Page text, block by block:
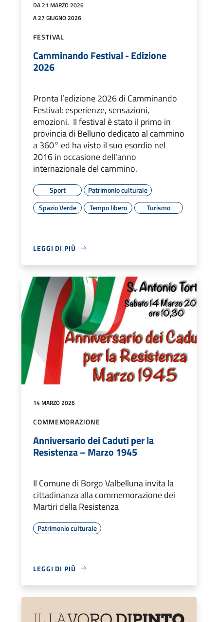
DA 21 MARZO 2026
A 27 GIUGNO 2026
FESTIVAL
Camminando Festival - Edizione
2026
Pronta l’edizione 2026 di Camminando
Festival: esperienze, sensazioni,
emozioni. Il festival è stato il primo in
provincia di Belluno dedicato al cammino
a 360° ed ha visto il suo esordio nel
2016 in occasione dell'anno
internazionale del cammino.
Sport
Patrimonio culturale
Spazio Verde
Tempo libero Turismo
LEGGI DI PIÙ
14 MARZO 2026
COMMEMORAZIONE
Anniversario dei Caduti per la
Resistenza – Marzo 1945
Il Comune di Borgo Valbelluna invita la
cittadinanza alla commemorazione dei
Martiri della Resistenza
Patrimonio culturale
LEGGI DI PIÙ